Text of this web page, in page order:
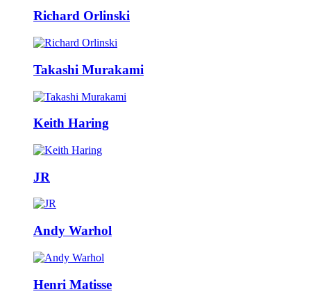
Richard Orlinski
Takashi Murakami
Keith Haring
JR
Andy Warhol
Henri Matisse